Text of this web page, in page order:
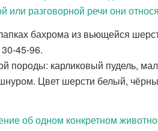
или разговорной речи они
бахрома из вьющейся
45-96.
породы: карликовый пудель,
Цвет шерсти белый,
об одном конкретном